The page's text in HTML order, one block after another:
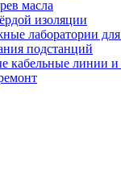
масла
изоляции
лаборатории
подстанций
кабельные линии